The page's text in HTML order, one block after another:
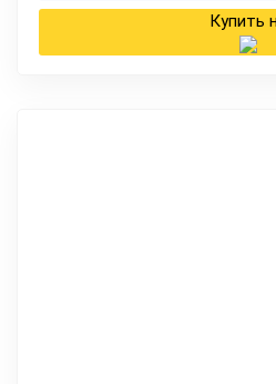
Купить